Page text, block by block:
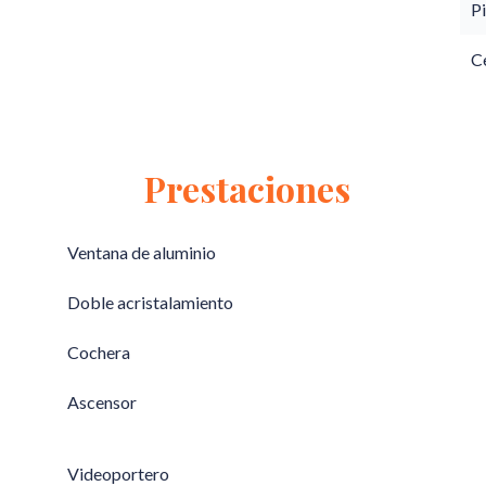
Prestaciones
Ventana de aluminio
Doble acristalamiento
Cochera
Ascensor
Videoportero